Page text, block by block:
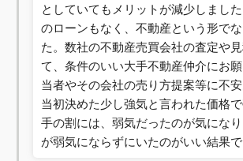
としていてもメリットが減少しまし
のローンもなく、不動産という形で
た。数社の不動産売買会社の査定や
て、条件のいい大手不動産仲介にお
当者やその会社の売り方提案等に不安
当初決めた少し強気と言われた価格
手の割には、弱気だったのが気にな
が弱気にならずにいたのがいい結果で